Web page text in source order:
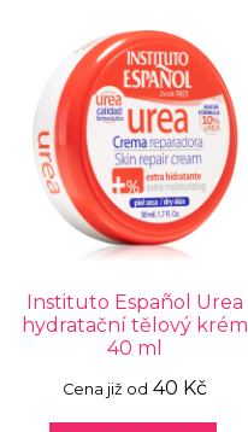
Instituto Español Urea
hydratační tělový krém
40 ml
Cena již od 40 Kč